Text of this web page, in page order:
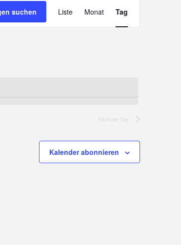
suchen
Ansichten-
Navigation
Liste Monat Tag
Nächster Tag
Kalender abonnieren